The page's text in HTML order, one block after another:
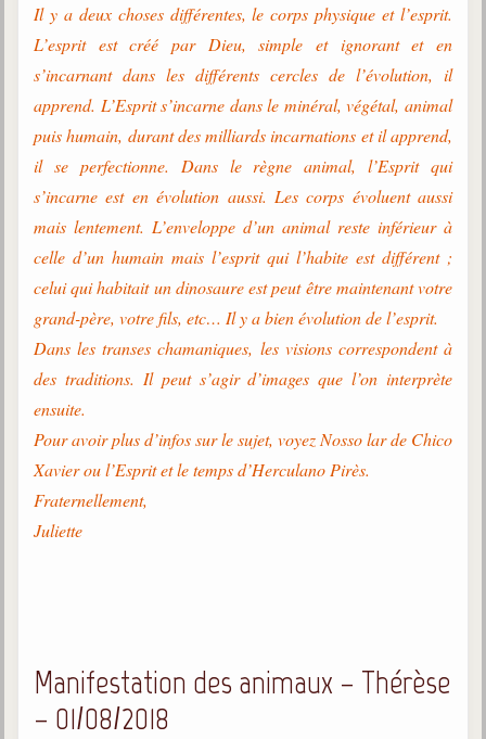
Il y a deux choses différentes, le corps physique et l’esprit.
L’esprit est créé par Dieu, simple et ignorant et en
s’incarnant dans les différents cercles de l’évolution, il
apprend. L’Esprit s’incarne dans le minéral, végétal, animal
puis humain, durant des milliards incarnations et il apprend,
il se perfectionne. Dans le règne animal, l’Esprit qui
s’incarne est en évolution aussi. Les corps évoluent aussi
mais lentement. L’enveloppe d’un animal reste inférieur à
celle d’un humain mais l’esprit qui l’habite est différent ;
celui qui habitait un dinosaure est peut être maintenant votre
grand-père, votre fils, etc… Il y a bien évolution de l’esprit.
Dans les transes chamaniques, les visions correspondent à
des traditions. Il peut s’agir d’images que l’on interprète
ensuite.
Pour avoir plus d’infos sur le sujet, voyez Nosso lar de Chico
Xavier ou l’Esprit et le temps d’Herculano Pirès.
Fraternellement,
Juliette
Manifestation des animaux – Thérèse
– 01/08/2018